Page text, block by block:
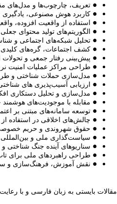
● تعریف، چارچوب‌ها و مدل‌های
● کاربرد هوش مصنوعی، یادگیری
● استفاده از واقعیت افزوده،
● الگوریتم‌های تولید محتوای
● تحلیل شبکه‌های اجتماعی و
● کشف اجتماعات، گره‌های
● پیش‌بینی رفتار جمعی و تحولات
● طراحی مراکز عملیات امنیت
● مدل‌سازی حملات شناختی و
● ارزیابی آسیب‌پذیری های
● مدل‌سازی و تحلیل دستکاری
● مقابله با موجودیت‌های
● توسعه سامانه‌های مبتنی بر
● چالش‌های اخلاقی در استفاده
● حقوق شهروندی و حریم خصوصی
● سیاست‌گذاری ملی و
● سناریوهای آینده جنگ شناختی و
● طراحی راهبردهای ملی برای
● نقش آموزش، فرهنگ‌سازی و
مقالات بایستی به زبان فارسی و با